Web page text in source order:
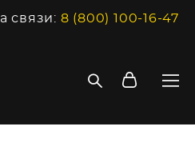
связи: 8 (800) 100-16-47